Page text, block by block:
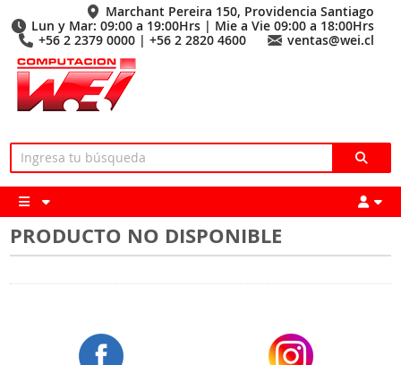
Marchant Pereira 150, Providencia Santiago
Lun y Mar: 09:00 a 19:00Hrs | Mie a Vie 09:00 a 18:00Hrs
+56 2 2379 0000 | +56 2 2820 4600
ventas@wei.cl
PRODUCTO NO DISPONIBLE